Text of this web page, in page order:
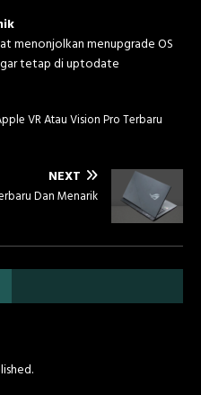
menonjolkan menupgrade OS
tetap di uptodate
VR Atau Vision Pro Terbaru
NEXT
Dan Menarik